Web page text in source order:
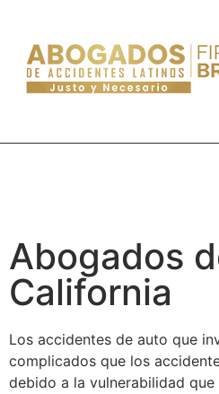
Abogados
California
Los accidentes de auto que
complicados que los
debido a la vulnerabilidad